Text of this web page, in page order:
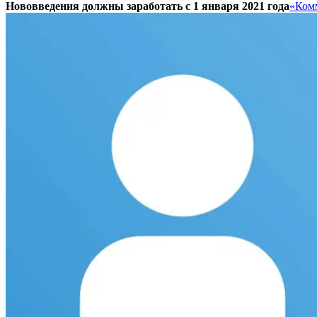
Нововведения должны заработать с 1 января 2021 года